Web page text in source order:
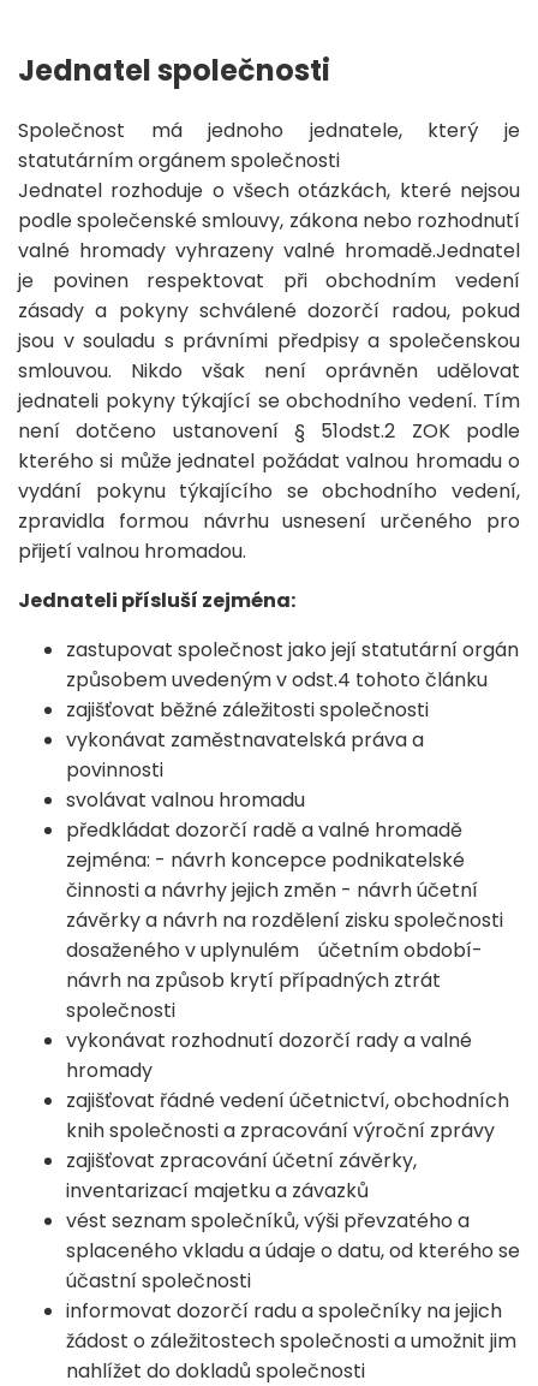
Jednatel společnosti
Společnost má jednoho jednatele, který je
statutárním orgánem společnosti
Jednatel rozhoduje o všech otázkách, které nejsou
podle společenské smlouvy, zákona nebo rozhodnutí
valné hromady vyhrazeny valné hromadě.Jednatel
je povinen respektovat při obchodním vedení
zásady a pokyny schválené dozorčí radou, pokud
jsou v souladu s právními předpisy a společenskou
smlouvou. Nikdo však není oprávněn udělovat
jednateli pokyny týkající se obchodního vedení. Tím
není dotčeno ustanovení § 51odst.2 ZOK podle
kterého si může jednatel požádat valnou hromadu o
vydání pokynu týkajícího se obchodního vedení,
zpravidla formou návrhu usnesení určeného pro
přijetí valnou hromadou.
Jednateli přísluší zejména:
zastupovat společnost jako její statutární orgán
způsobem uvedeným v odst.4 tohoto článku
zajišťovat běžné záležitosti společnosti
vykonávat zaměstnavatelská práva a
povinnosti
svolávat valnou hromadu
předkládat dozorčí radě a valné hromadě
zejména: - návrh koncepce podnikatelské
činnosti a návrhy jejich změn - návrh účetní
závěrky a návrh na rozdělení zisku společnosti
dosaženého v uplynulém účetním období-
návrh na způsob krytí případných ztrát
společnosti
vykonávat rozhodnutí dozorčí rady a valné
hromady
zajišťovat řádné vedení účetnictví, obchodních
knih společnosti a zpracování výroční zprávy
zajišťovat zpracování účetní závěrky,
inventarizací majetku a závazků
vést seznam společníků, výši převzatého a
splaceného vkladu a údaje o datu, od kterého se
účastní společnosti
informovat dozorčí radu a společníky na jejich
žádost o záležitostech společnosti a umožnit jim
nahlížet do dokladů společnosti